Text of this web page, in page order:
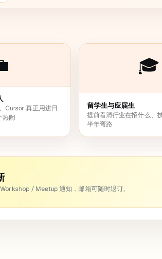
Cursor 真正用进日
热闹
🎓
留学生与应届生
提前看清行业在招什么、
半年弯路
/ Meetup 通知，邮箱可随时退订。